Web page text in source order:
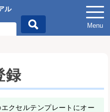
ル
Menu
録
クセルテンプレートにオー